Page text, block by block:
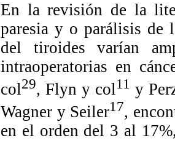
En la revisión de la
paresia y o parálisis de
del tiroides varían
intraoperatorias en
col29, Flyn y col11 y
Wagner y Seiler17,
en el orden del 3 al